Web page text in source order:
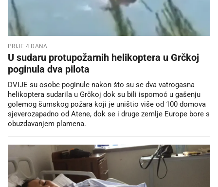
PRIJE 4 DANA
U sudaru protupožarnih helikoptera u Grčkoj
poginula dva pilota
DVIJE su osobe poginule nakon što su se dva vatrogasna
helikoptera sudarila u Grčkoj dok su bili ispomoć u gašenju
golemog šumskog požara koji je uništio više od 100 domova
sjeverozapadno od Atene, dok se i druge zemlje Europe bore s
obuzdavanjem plamena.